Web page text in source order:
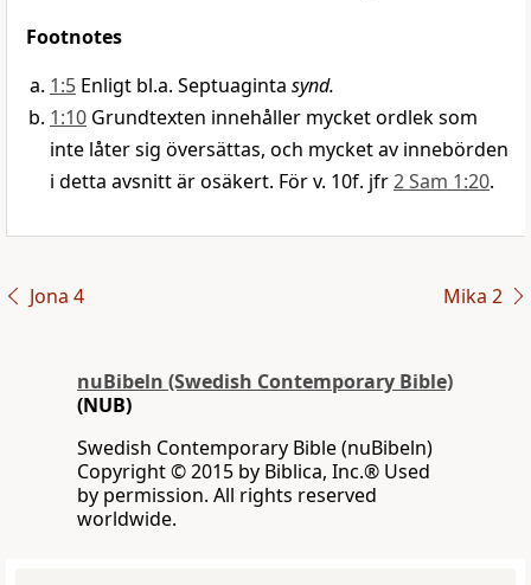
Footnotes
1:5 Enligt bl.a. Septuaginta synd.
1:10 Grundtexten innehåller mycket ordlek som
inte låter sig översättas, och mycket av innebörden
i detta avsnitt är osäkert. För v. 10f. jfr2 Sam 1:20.
Jona 4 Mika 2
nuBibeln (Swedish Contemporary Bible)
(NUB)
Swedish Contemporary Bible (nuBibeln)
Copyright © 2015 by Biblica, Inc.® Used
by permission. All rights reserved
worldwide.